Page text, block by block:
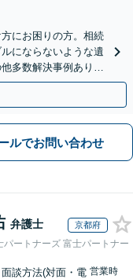
にお困りの方。相続
にならないような遺
多数解決事例あり。
無料】
ルでお問い合わせ
弁護士 京都府
パートナーズ 富士パートナー
面談方法(対面・電 営業時